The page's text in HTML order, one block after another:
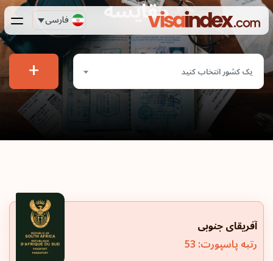
فارسی مقایسه
یک کشور انتخاب کنید +
آفریقای جنوبی
رتبه پاسپورت: 53